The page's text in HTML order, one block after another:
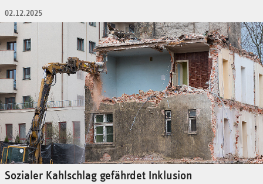
02.12.2025
Sozialer Kahlschlag gefährdet Inklusion